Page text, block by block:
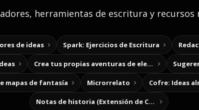
herramientas de escritura y recursos
de ideas Spark: Ejercicios de Escritura
Crea tus propias aventuras de elección
mapas de fantasía Microrrelato Cofre: Ideas
Notas de historia (Extensión de Chrome)